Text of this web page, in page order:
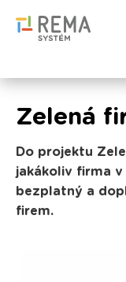
Zelená
Do projektu
jakákoliv firma v
bezplatný a
firem.